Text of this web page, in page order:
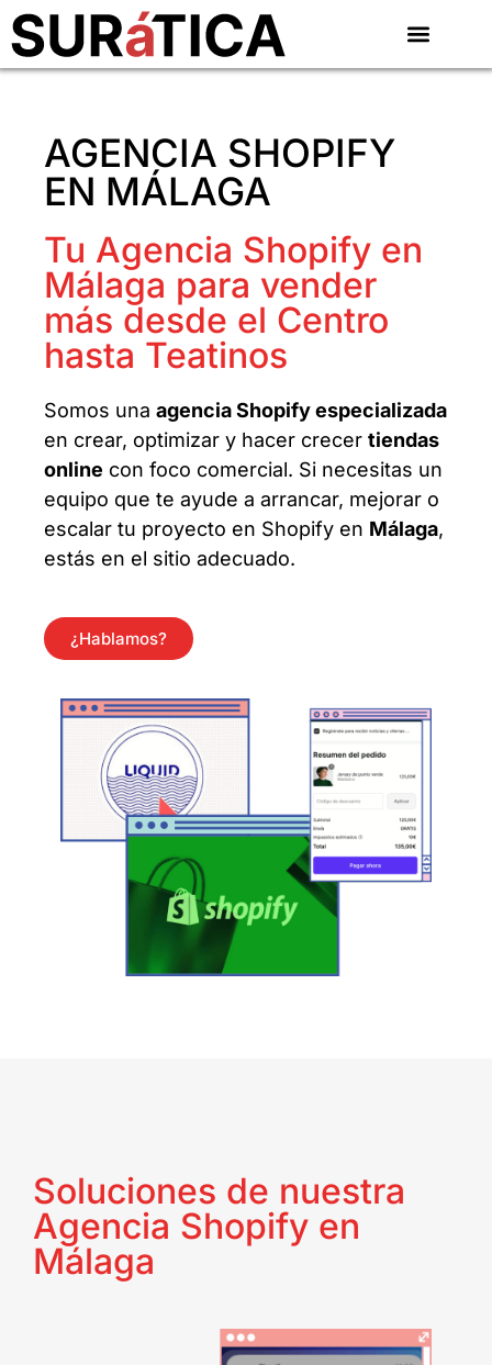
AGENCIA SHOPIFY
EN MÁLAGA
Tu Agencia Shopify en
Málaga para vender
más desde el Centro
hasta Teatinos
Somos una agencia Shopify especializada
en crear, optimizar y hacer crecer tiendas
online con foco comercial. Si necesitas un
equipo que te ayude a arrancar, mejorar o
escalar tu proyecto en Shopify en Málaga,
estás en el sitio adecuado.
¿Hablamos?
Soluciones de nuestra
Agencia Shopify en
Málaga